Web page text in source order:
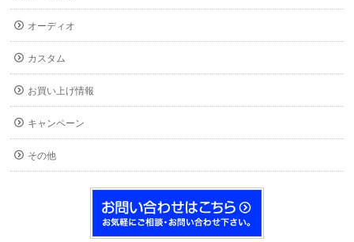
オーディオ
カスタム
お買い上げ情報
キャンペーン
その他